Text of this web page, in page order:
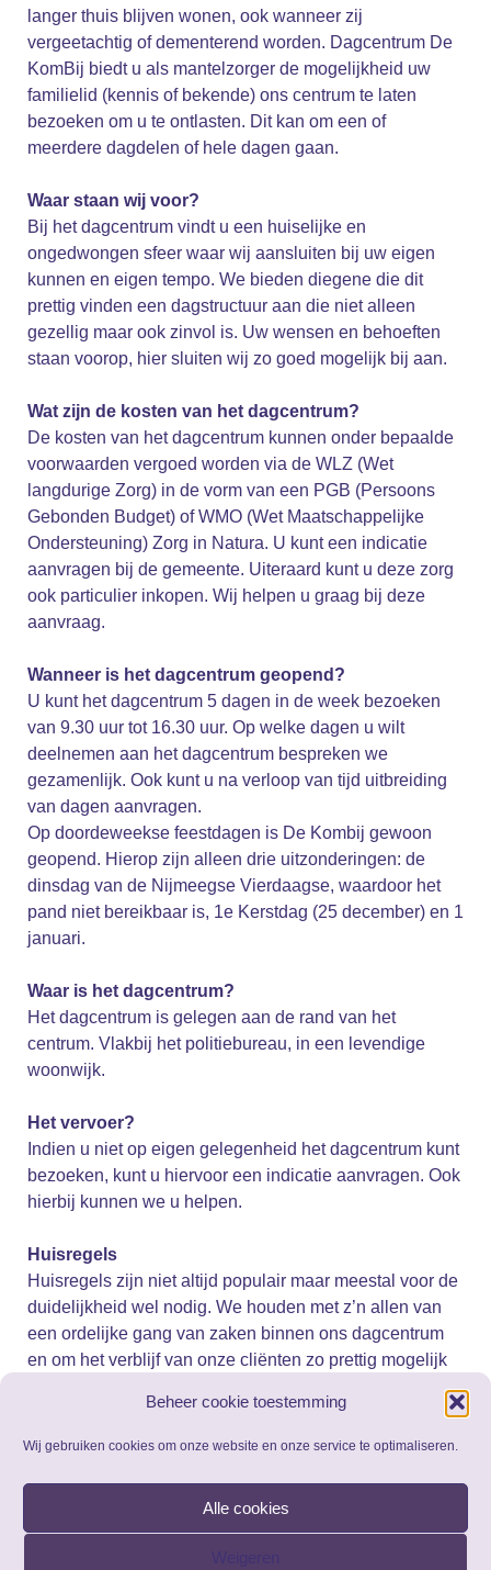
Beheer cookie toestemming
Wij gebruiken cookies om onze website en onze service te optimaliseren.
Alle cookies
langer thuis blijven wonen, ook wanneer zij
vergeetachtig of dementerend worden. Dagcentrum De
KomBij biedt u als mantelzorger de mogelijkheid uw
familielid (kennis of bekende) ons centrum te laten
bezoeken om u te ontlasten. Dit kan om een of
meerdere dagdelen of hele dagen gaan.
Waar staan wij voor?
Bij het dagcentrum vindt u een huiselijke en
ongedwongen sfeer waar wij aansluiten bij uw eigen
kunnen en eigen tempo. We bieden diegene die dit
prettig vinden een dagstructuur aan die niet alleen
gezellig maar ook zinvol is. Uw wensen en behoeften
staan voorop, hier sluiten wij zo goed mogelijk bij aan.
Wat zijn de kosten van het dagcentrum?
De kosten van het dagcentrum kunnen onder bepaalde
voorwaarden vergoed worden via de WLZ (Wet
langdurige Zorg) in de vorm van een PGB (Persoons
Gebonden Budget) of WMO (Wet Maatschappelijke
Ondersteuning) Zorg in Natura. U kunt een indicatie
aanvragen bij de gemeente. Uiteraard kunt u deze zorg
ook particulier inkopen. Wij helpen u graag bij deze
aanvraag.
Wanneer is het dagcentrum geopend?
U kunt het dagcentrum 5 dagen in de week bezoeken
van 9.30 uur tot 16.30 uur. Op welke dagen u wilt
deelnemen aan het dagcentrum bespreken we
gezamenlijk. Ook kunt u na verloop van tijd uitbreiding
van dagen aanvragen.
Op doordeweekse feestdagen is De Kombij gewoon
geopend. Hierop zijn alleen drie uitzonderingen: de
dinsdag van de Nijmeegse Vierdaagse, waardoor het
pand niet bereikbaar is, 1e Kerstdag (25 december) en 1
januari.
Waar is het dagcentrum?
Het dagcentrum is gelegen aan de rand van het
centrum. Vlakbij het politiebureau, in een levendige
woonwijk.
Het vervoer?
Indien u niet op eigen gelegenheid het dagcentrum kunt
bezoeken, kunt u hiervoor een indicatie aanvragen. Ook
hierbij kunnen we u helpen.
Huisregels
Huisregels zijn niet altijd populair maar meestal voor de
duidelijkheid wel nodig. We houden met z’n allen van
een ordelijke gang van zaken binnen ons dagcentrum
en om het verblijf van onze cliënten zo prettig mogelijk
Individuele afspraken worden in het zorgplan vermeld
en hebben voorrang op de huisregels.Klik hier voor de
Algemene voorwaarden